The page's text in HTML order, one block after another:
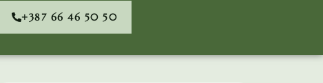
+387 66 46 50 50